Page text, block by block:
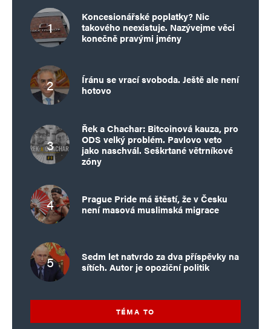
Koncesionářské poplatky? Nic
takového neexistuje. Nazývejme věci
konečně pravými jmény
Íránu se vrací svoboda. Ještě ale není
hotovo
Řek a Chachar: Bitcoinová kauza, pro
ODS velký problém. Pavlovo veto
jako naschvál. Seškrtané větrníkové
zóny
Prague Pride má štěstí, že v Česku
není masová muslimská migrace
Sedm let natvrdo za dva příspěvky na
sítích. Autor je opoziční politik
TÉMA TO